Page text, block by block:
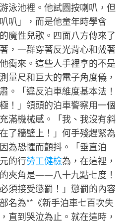
泳池裡。他試圖按喇叭，但
叭」，而是他童年時學會
魔性兒歌。四面八方傳來了
，一群穿著反光背心和戴著
衝來。這些人手裡拿的不是
量尺和巨大的電子角度儀，
。「違反泊車維度基本法！
！」領頭的泊車警察用一個
滿機械感。「我、我沒有斜
了牆壁上！」何手殘趕緊為
為恐懼而顫抖。「垂直泊
的行勞工健檢為，在這裡，
夾角是——八十九點七度！
須接受懲罰！」懲罰的內容
名為**《新手泊車七百次失
直到哭泣為止。就在這時，